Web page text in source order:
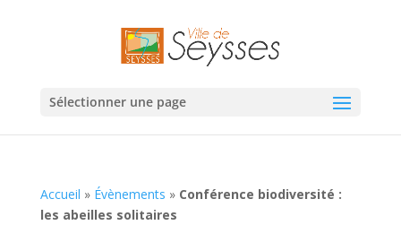
Sélectionner une page
Accueil » Évènements » Conférence biodiversité :
les abeilles solitaires